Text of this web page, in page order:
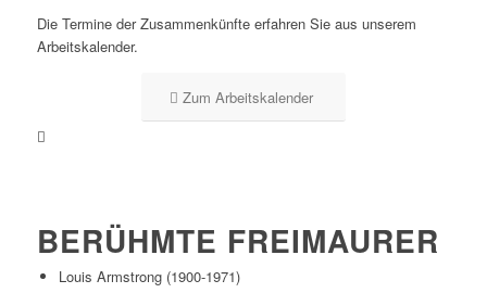
Die Termine der Zusammenkünfte erfahren Sie aus unserem
Arbeitskalender.
Zum Arbeitskalender
BERÜHMTE FREIMAURER
Louis Armstrong (1900-1971)